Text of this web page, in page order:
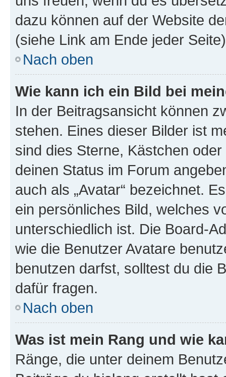
dazu können auf der Website
(siehe Link am Ende jeder
Nach oben
Wie kann ich ein Bild bei
In der Beitragsansicht können
stehen. Eines dieser Bilder ist
sind dies Sterne, Kästchen
deinen Status im Forum
auch als „Avatar“ bezeichnet.
ein persönliches Bild, welches
unterschiedlich ist. Die Board-
wie die Benutzer Avatare
benutzen darfst, solltest du die
dafür fragen.
Nach oben
Was ist mein Rang und wie
Ränge, die unter deinem